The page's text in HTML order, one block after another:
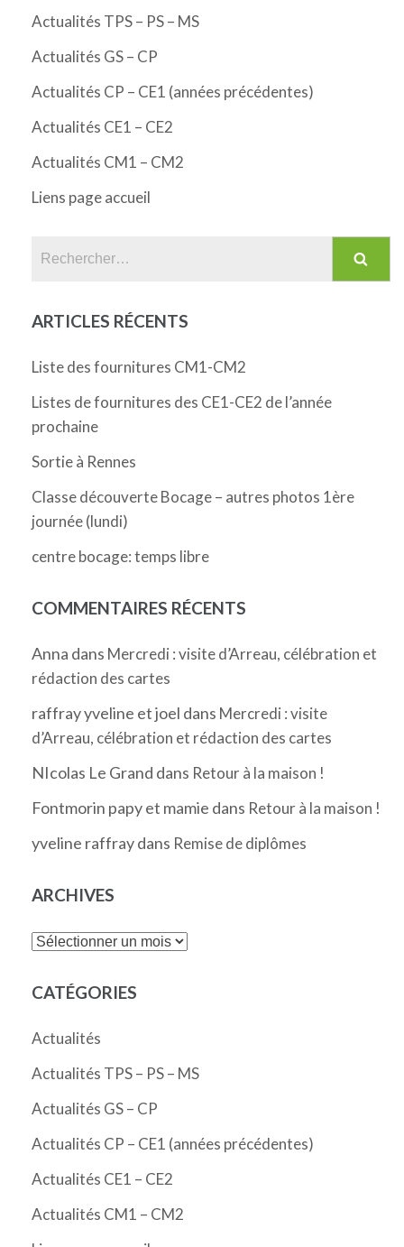
Actualités TPS – PS – MS
Actualités GS – CP
Actualités CP – CE1 (années précédentes)
Actualités CE1 – CE2
Actualités CM1 – CM2
Liens page accueil
ARTICLES RÉCENTS
Liste des fournitures CM1-CM2
Listes de fournitures des CE1-CE2 de l’année
prochaine
Sortie à Rennes
Classe découverte Bocage – autres photos 1ère
journée (lundi)
centre bocage: temps libre
COMMENTAIRES RÉCENTS
Anna dans Mercredi : visite d’Arreau, célébration et
rédaction des cartes
raffray yveline et joel dans Mercredi : visite
d’Arreau, célébration et rédaction des cartes
NIcolas Le Grand dans Retour à la maison !
Fontmorin papy et mamie dans Retour à la maison !
yveline raffraydans Remise de diplômes
ARCHIVES
Archives
CATÉGORIES
Actualités
Actualités TPS – PS – MS
Actualités GS – CP
Actualités CP – CE1 (années précédentes)
Actualités CE1 – CE2
Actualités CM1 – CM2